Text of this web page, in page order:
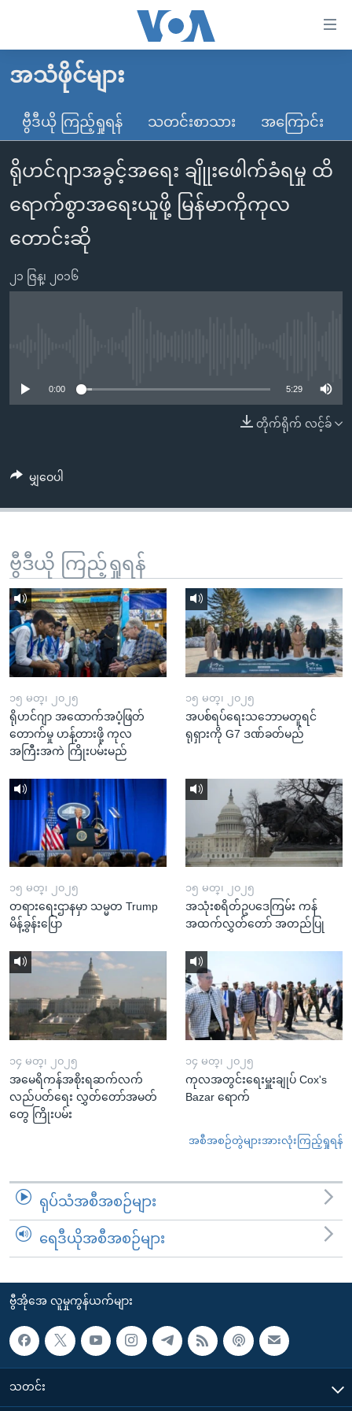
လွယ်ကူ
သည့်
Link
များ
ပင်မ
အကြောင်းအရာ
ကျော်
ကြည့်
ရှာဖွေ
နေရာ
သို့
ကျော်
ရန်
မူလစာမျက်နှာ
မြန်မာ
ကမ္ဘာ့သတင်းများ
နိုင်ငံတကာ
အမေရိကန်
တရုတ်
အစ္စရေး-ပါလက်စတိုင်း
ဗွီဒီယို
သတင်းလွတ်လပ်ခွင့်
ရပ်ဝန်းတခု လမ်းတခု အလွန်
အင်္ဂလိပ်စာလေ့လာမယ်
အမေရိကန်သုံးအီဒီယံ
အပတ်စဉ်ကဏ္ဍများ
အသံဖိုင်များ
ဗွီဒီယို ကြည့်ရှုရန် သတင်းစာသား အကြောင်း
ရိုဟင်ဂျာအခွင့်အရေး ချိုုးဖေါက်ခံရမှု ထိ
ရောက်စွာအရေးယူဖို့ မြန်မာကိုကုလ
တောင်းဆို
၂၁ ဇြန္၊ ၂၀၁၆
0:00 5:29
တိုက်ရိုက် လင့်ခ်
မျှဝေပါ
ဗွီဒီယို ကြည့်ရှုရန်
၁၅ မတ္၊ ၂၀၂၅
ရိုဟင်ဂျာ အထောက်အပံ့ဖြတ်
တောက်မှု ဟန့်တားဖို့ ကုလ
အကြီးအကဲ ကြိုးပမ်းမည်
၁၅ မတ္၊ ၂၀၂၅
အပစ်ရပ်ရေးသဘောမတူရင်
ရုရှားကို G7 ဒဏ်ခတ်မည်
၁၅ မတ္၊ ၂၀၂၅
တရားရေးဌာနမှာ သမ္မတ Trump
မိန့်ခွန်းပြော
၁၅ မတ္၊ ၂၀၂၅
အသုံးစရိတ်ဥပဒေကြမ်း ကန်
အထက်လွှတ်တော် အတည်ပြု
၁၄ မတ္၊ ၂၀၂၅
အမေရိကန်အစိုးရဆက်လက်
လည်ပတ်ရေး လွှတ်တော်အမတ်
တွေ ကြိုးပမ်း
၁၄ မတ္၊ ၂၀၂၅
ကုလအတွင်းရေးမှူးချုပ် Cox's
Bazar ရောက်
အစီအစဉ်တွဲများအားလုံးကြည့်ရှုရန်
ရုပ်သံအစီအစဉ်များ
ရေဒီယိုအစီအစဉ်များ
ဗွီအိုအေ လူမှုကွန်ယက်များ
သတင်း